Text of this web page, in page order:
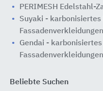
PERIMESH Edelstahl-
Suyaki - karbonisiertes
Gendai -
Beliebte Suchen